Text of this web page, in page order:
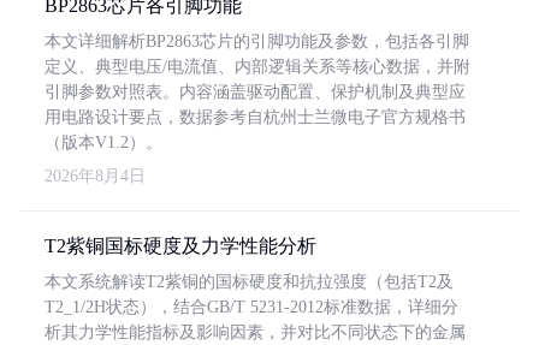
BP2863芯片各引脚功能
本文详细解析BP2863芯片的引脚功能及参数，包括各引脚
定义、典型电压/电流值、内部逻辑关系等核心数据，并附
引脚参数对照表。内容涵盖驱动配置、保护机制及典型应
用电路设计要点，数据参考自杭州士兰微电子官方规格书
（版本V1.2）。
2026年8月4日
T2紫铜国标硬度及力学性能分析
本文系统解读T2紫铜的国标硬度和抗拉强度（包括T2及
T2_1/2H状态），结合GB/T 5231-2012标准数据，详细分
析其力学性能指标及影响因素，并对比不同状态下的金属